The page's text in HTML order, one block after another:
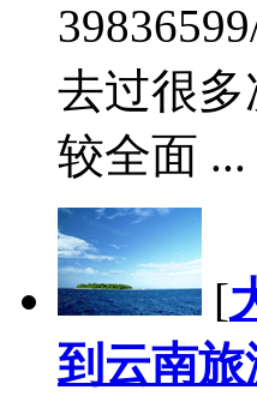
去过很
较全面 ...
[
到云南